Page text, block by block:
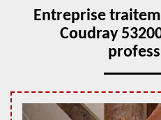
Entreprise
Coudray